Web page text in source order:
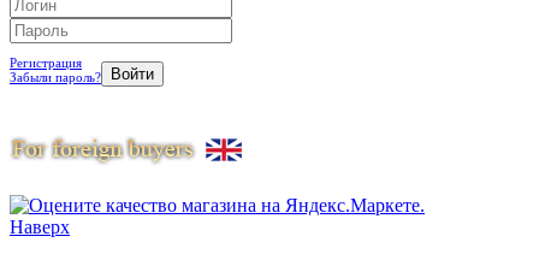
Регистрация
Забыли пароль?
Наверх